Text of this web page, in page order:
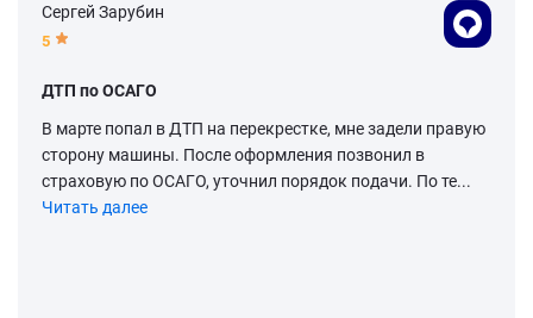
Сергей Зарубин
5
ДТП по ОСАГО
В марте попал в ДТП на перекрестке, мне задели правую
сторону машины. После оформления позвонил в
страховую по ОСАГО, уточнил порядок подачи. По те...
Читать далее